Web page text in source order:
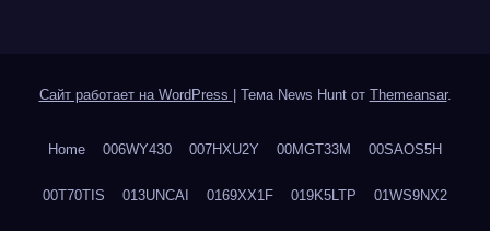
Сайт работает на WordPress Тема News Hunt от Themeansar.
Home 006WY430 007HXU2Y 00MGT33M 00SAOS5H
00T70TIS 013UNCAI 0169XX1F 019K5LTP 01WS9NX2